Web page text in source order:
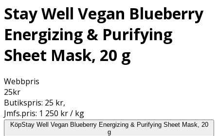
Stay Well Vegan Blueberry
Energizing & Purifying
Sheet Mask, 20 g
Webbpris
25kr
Butikspris: 25 kr,
Jmfs.pris: 1 250 kr / kg
KöpStay Well Vegan Blueberry Energizing & Purifying Sheet Mask, 20
g